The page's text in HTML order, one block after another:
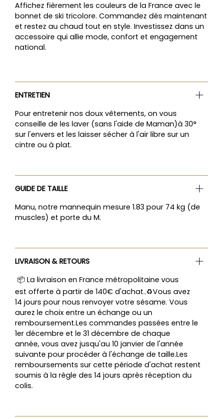
Affichez fièrement les couleurs de la France avec le
bonnet de ski tricolore. Commandez dès maintenant
et restez au chaud tout en style. Investissez dans un
accessoire qui allie mode, confort et engagement
national.
ENTRETIEN
Pour entretenir nos doux vêtements, on vous
conseille de les laver (sans l'aide de Maman)à 30°
sur l'envers et les laisser sécher à l'air libre sur un
cintre ou à plat.
GUIDE DE TAILLE
Manu, notre mannequin mesure 1.83 pour 74 kg (de
muscles) et porte du M.
LIVRAISON & RETOURS
📦 La livraison en France métropolitaine vous
est offerte à partir de 140€ d'achat..♻️Vous avez
14 jours pour nous renvoyer votre sésame. Vous
aurez le choix entre un échange ou un
remboursement.Les commandes passées entre le
1er décembre et le 31 décembre de chaque
année, vous avez jusqu'au 10 janvier de l'année
suivante pour procéder à l'échange de taille.Les
remboursements sur cette période d'achat restent
soumis à la règle des 14 jours après réception du
colis.